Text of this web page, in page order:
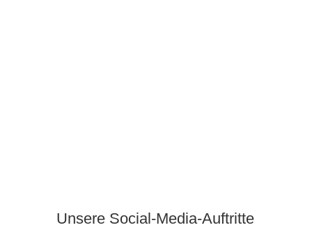
Unsere Social-Media-Auftritte